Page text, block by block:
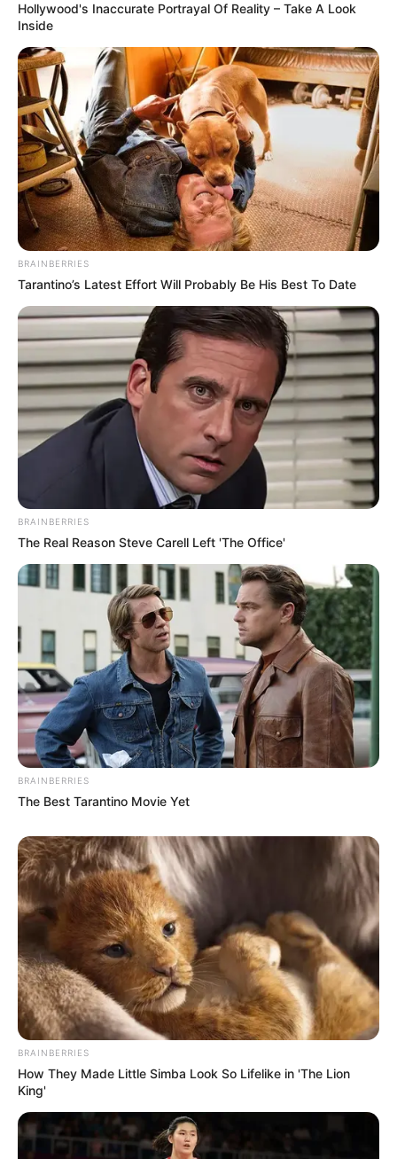
(foto: artptojectforkids)
3. Jika tak terlalu suka dengan terlalu ramai, stabilo
bisa digunakan pada bagian yang penting-penting
saja
4. Salah satu alasan mengapa penting sekali memiliki
penggaris, yaitu bisa jadi pembatas antar tema
pelajaran
Hollywood's Inaccurate Portrayal Of Reality – Take A Look
Inside
BRAINBERRIES
Tarantino’s Latest Effort Will Probably Be His Best To Date
BRAINBERRIES
The Real Reason Steve Carell Left 'The Office'
BRAINBERRIES
The Best Tarantino Movie Yet
BRAINBERRIES
How They Made Little Simba Look So Lifelike in 'The Lion
King'